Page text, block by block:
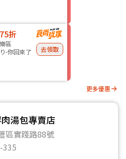
折
區
-你回來了
去領取
更多優惠
湯包專賣店
區實踐路88號
335